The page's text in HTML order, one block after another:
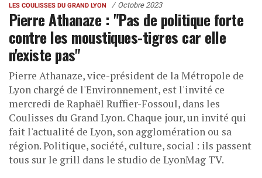
LES COULISSES DU GRAND LYON Octobre 2023
Pierre Athanaze : "Pas de politique forte
contre les moustiques-tigres car elle
n'existe pas"
Pierre Athanaze, vice-président de la Métropole de
Lyon chargé de l'Environnement, est l'invité ce
mercredi de Raphaël Ruffier-Fossoul, dans les
Coulisses du Grand Lyon. Chaque jour, un invité qui
fait l'actualité de Lyon, son agglomération ou sa
région. Politique, société, culture, social : ils passent
tous sur le grill dans le studio de LyonMag TV.